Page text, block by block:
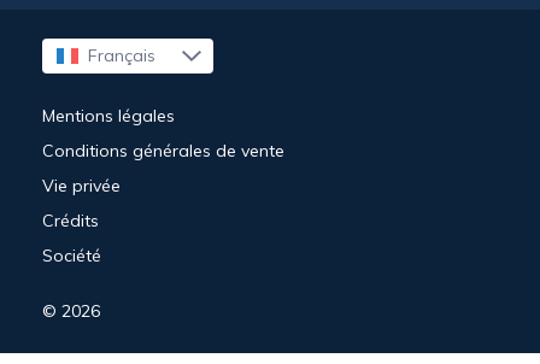
Français
English
Mentions légales
Conditions générales de vente
Vie privée
Crédits
Société
© 2026